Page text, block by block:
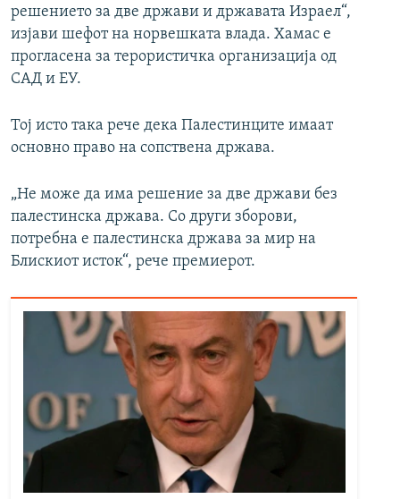
решението за две држави и државата Израел“,
изјави шефот на норвешката влада. Хамас е
прогласена за терористичка организација од
САД и ЕУ.
Тој исто така рече дека Палестинците имаат
основно право на сопствена држава.
„Не може да има решение за две држави без
палестинска држава. Со други зборови,
потребна е палестинска држава за мир на
Блискиот исток“, рече премиерот.